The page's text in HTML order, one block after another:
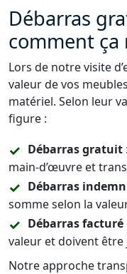
Débarras
comment ça
Lors de notre visite
valeur de vos
matériel. Selon leur
figure :
Débarras gratuit
main-d’œuvre et
Débarras
somme selon la
Débarras facturé
valeur et doivent être
Notre approche